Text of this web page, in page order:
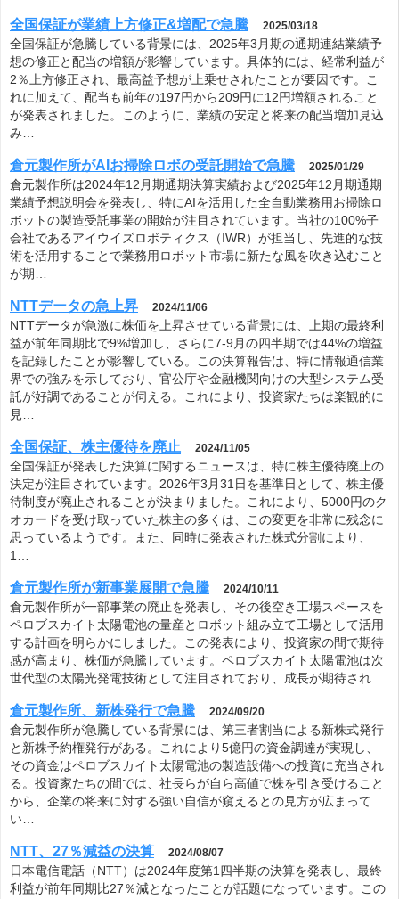
全国保証が業績上方修正&増配で急騰 2025/03/18
全国保証が急騰している背景には、2025年3月期の通期連結業績予
想の修正と配当の増額が影響しています。具体的には、経常利益が
2％上方修正され、最高益予想が上乗せされたことが要因です。こ
れに加えて、配当も前年の197円から209円に12円増額されること
が発表されました。このように、業績の安定と将来の配当増加見込
み…
倉元製作所がAIお掃除ロボの受託開始で急騰 2025/01/29
倉元製作所は2024年12月期通期決算実績および2025年12月期通期
業績予想説明会を発表し、特にAIを活用した全自動業務用お掃除ロ
ボットの製造受託事業の開始が注目されています。当社の100%子
会社であるアイウイズロボティクス（IWR）が担当し、先進的な技
術を活用することで業務用ロボット市場に新たな風を吹き込むこと
が期…
NTTデータの急上昇 2024/11/06
NTTデータが急激に株価を上昇させている背景には、上期の最終利
益が前年同期比で9%増加し、さらに7-9月の四半期では44%の増益
を記録したことが影響している。この決算報告は、特に情報通信業
界での強みを示しており、官公庁や金融機関向けの大型システム受
託が好調であることが伺える。これにより、投資家たちは楽観的に
見…
全国保証、株主優待を廃止 2024/11/05
全国保証が発表した決算に関するニュースは、特に株主優待廃止の
決定が注目されています。2026年3月31日を基準日として、株主優
待制度が廃止されることが決まりました。これにより、5000円のク
オカードを受け取っていた株主の多くは、この変更を非常に残念に
思っているようです。また、同時に発表された株式分割により、
1…
倉元製作所が新事業展開で急騰 2024/10/11
倉元製作所が一部事業の廃止を発表し、その後空き工場スペースを
ペロブスカイト太陽電池の量産とロボット組み立て工場として活用
する計画を明らかにしました。この発表により、投資家の間で期待
感が高まり、株価が急騰しています。ペロブスカイト太陽電池は次
世代型の太陽光発電技術として注目されており、成長が期待され…
倉元製作所、新株発行で急騰 2024/09/20
倉元製作所が急騰している背景には、第三者割当による新株式発行
と新株予約権発行がある。これにより5億円の資金調達が実現し、
その資金はペロブスカイト太陽電池の製造設備への投資に充当され
る。投資家たちの間では、社長らが自ら高値で株を引き受けること
から、企業の将来に対する強い自信が窺えるとの見方が広まって
い…
NTT、27％減益の決算 2024/08/07
日本電信電話（NTT）は2024年度第1四半期の決算を発表し、最終
利益が前年同期比27％減となったことが話題になっています。この